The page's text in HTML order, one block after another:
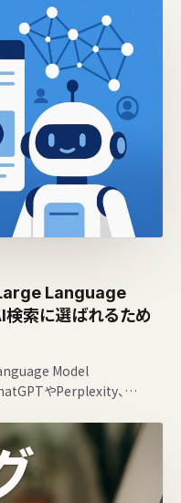
Language
索に選ばれるため
Model
やPerplexity、